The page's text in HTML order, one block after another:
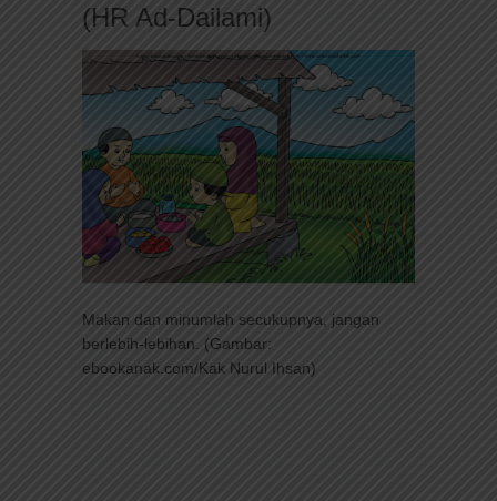
(HR Ad-Dailami)
Makan dan minumlah secukupnya, jangan
berlebih-lebihan. (Gambar:
ebookanak.com/Kak Nurul Ihsan)